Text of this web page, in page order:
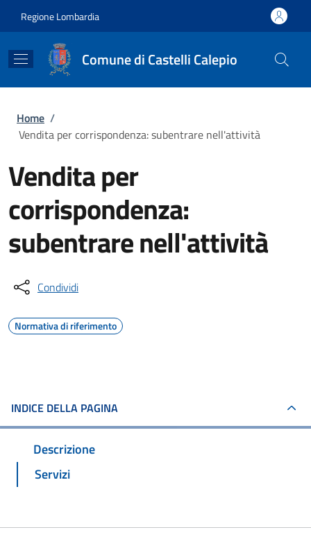
Regione Lombardia
Comune di Castelli Calepio
Briciole di pane
Home /
Vendita per corrispondenza: subentrare nell'attività
Vendita per
corrispondenza:
subentrare nell'attività
Condividi
Normativa di riferimento
INDICE DELLA PAGINA
Descrizione
Servizi